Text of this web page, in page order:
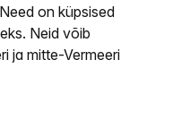
on küpsised
Neid võib
ja mitte-Vermeeri